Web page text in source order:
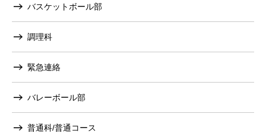
バスケットボール部
調理科
緊急連絡
バレーボール部
普通科/普通コース